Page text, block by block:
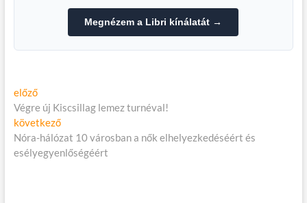
Megnézem a Libri kínálatát →
Bejegyzés
navigáció
előzőElőző
cikk:
Végre új Kiscsillag lemez turnéval!
következőKövetkező
cikk:
Nóra-hálózat 10 városban a nők elhelyezkedéséért és
esélyegyenlőségéért